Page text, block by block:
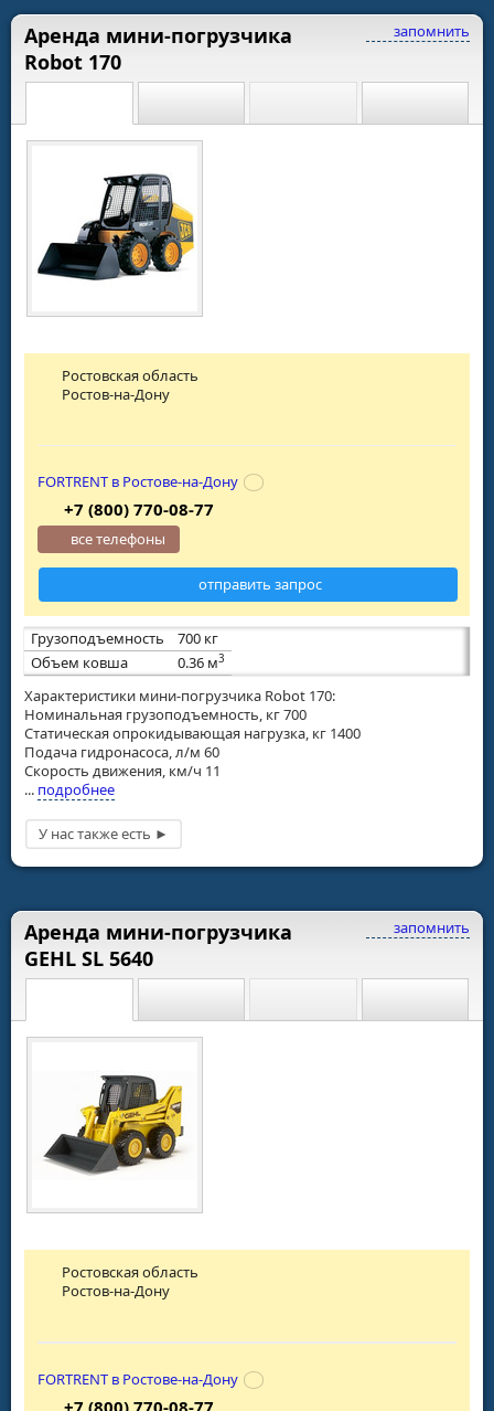
запомнить
Аренда мини-погрузчика
Robot 170
Грузоподъемность
700 кг
Объем ковша
0.36 м3
Характеристики мини-погрузчика Robot 170:
Номинальная грузоподъемность, кг 700
Статическая опрокидывающая нагрузка, кг 1400
Подача гидронасоса, л/м 60
Скорость движения, км/ч 11
... подробнее
Ростовская область
Ростов-на-Дону
FORTRENT в Ростове-на-Дону
+7 (800) 770-08-77
все телефоны
отправить запрос
запомнить
Аренда мини-погрузчика
GEHL SL 5640
Ростовская область
Ростов-на-Дону
FORTRENT в Ростове-на-Дону
+7 (800) 770-08-77